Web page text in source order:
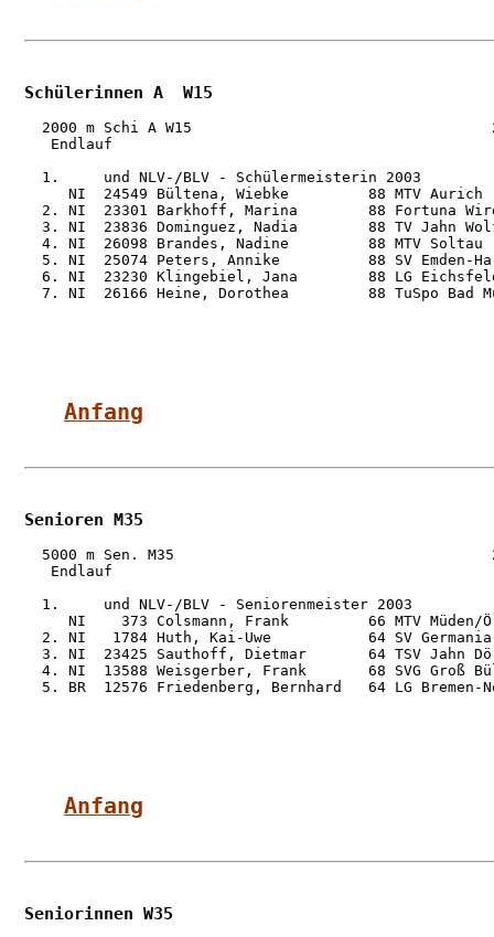
Schülerinnen A  W15
2000 m Schi A W15
   Endlauf
  1.     und NLV-/BLV - Schülermeisterin 2003
NI  24549 Bültena, Wiebke         88 MTV Aurich
2. NI  23301 Barkhoff, Marina        88 Fortuna
3. NI  23836 Dominguez, Nadia        88 TV Jahn
4. NI  26098 Brandes, Nadine         88 MTV Soltau
5. NI  25074 Peters, Annike          88 SV Emden-
6. NI  23230 Klingebiel, Jana        88 LG
7. NI  26166 Heine, Dorothea         88 TuSpo Bad
Anfang
Senioren M35
5000 m Sen. M35
   Endlauf
  1.     und NLV-/BLV - Seniorenmeister 2003
NI    373 Colsmann, Frank         66 MTV Müden/
2. NI   1784 Huth, Kai-Uwe           64 SV
3. NI  23425 Sauthoff, Dietmar       64 TSV Jahn
4. NI  13588 Weisgerber, Frank       68 SVG Groß
5. BR  12576 Friedenberg, Bernhard   64 LG Bremen-
Anfang
Seniorinnen W35